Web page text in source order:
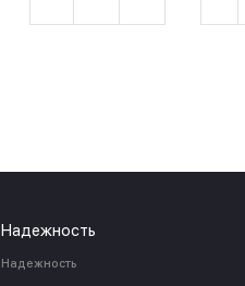
Надежность
Надежность